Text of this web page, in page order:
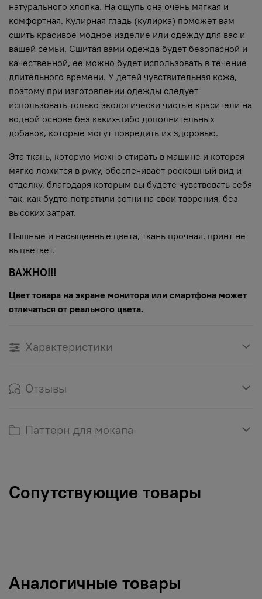
натурального хлопка. На ощупь она очень мягкая и
комфортная. Кулирная гладь (кулирка) поможет вам
сшить красивое модное изделие или одежду для вас и
вашей семьи. Сшитая вами одежда будет безопасной и
качественной, ее можно будет использовать в течение
длительного времени. У детей чувствительная кожа,
поэтому при изготовлении одежды следует
использовать только экологически чистые красители на
водной основе без каких-либо дополнительных
добавок, которые могут повредить их здоровью.
Эта ткань, которую можно стирать в машине и которая
мягко ложится в руку, обеспечивает роскошный вид и
отделку, благодаря которым вы будете чувствовать себя
так, как будто потратили сотни на свои творения, без
высоких затрат.
Пышные и насыщенные цвета, ткань прочная, принт не
выцветает.
ВАЖНО!!!
Цвет товара на экране монитора или смартфона может
отличаться от реального цвета.
Характеристики
Отзывы
Паттерн для мокапа
Сопутствующие товары
Аналогичные товары